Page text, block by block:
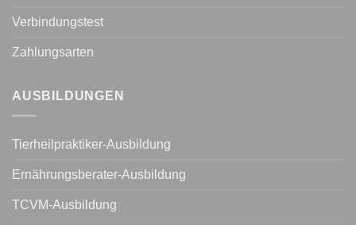
Verbindungstest
Zahlungsarten
AUSBILDUNGEN
Tierheilpraktiker-Ausbildung
Ernährungsberater-Ausbildung
TCVM-Ausbildung